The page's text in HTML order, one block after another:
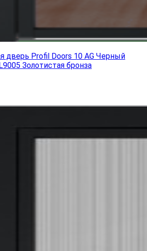
дверь Profil Doors 10 AG Черный
Золотистая бронза